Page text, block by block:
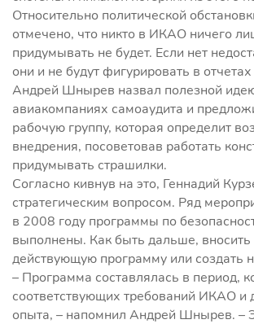
Относительно политической
отмечено, что никто в ИКАО ничего
придумывать не будет. Если нет
они и не будут фигурировать в
Андрей Шнырев назвал полезной
авиакомпаниях самоаудита и
рабочую группу, которая определит
внедрения, посоветовав работать
придумывать страшилки.
Согласно кивнув на это, Геннадий
стратегическим вопросом. Ряд
в 2008 году программы по
выполнены. Как быть дальше,
действующую программу или создать
– Программа составлялась в период,
соответствующих требований ИКАО и
опыта, – напомнил Андрей Шнырев. –